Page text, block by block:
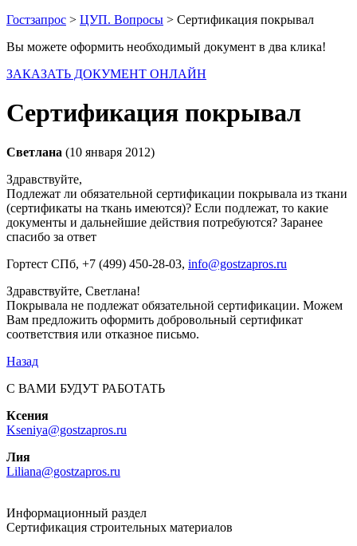
Гостзапрос > ЦУП. Вопросы > Сертификация покрывал
Вы можете оформить необходимый документ в два клика!
ЗАКАЗАТЬ ДОКУМЕНТ ОНЛАЙН
Сертификация покрывал
Светлана (10 января 2012)
Здравствуйте,
Подлежат ли обязательной сертификации покрывала из ткани
(сертификаты на ткань имеются)? Если подлежат, то какие
документы и дальнейшие действия потребуются? Заранее
спасибо за ответ
Гортест СПб, +7 (499) 450-28-03, info@gostzapros.ru
Здравствуйте, Светлана!
Покрывала не подлежат обязательной сертификации. Можем
Вам предложить оформить добровольный сертификат
соответствия или отказное письмо.
Назад
С ВАМИ БУДУТ РАБОТАТЬ
Ксения
Kseniya@gostzapros.ru
Лия
Liliana@gostzapros.ru
Информационный раздел
Сертификация строительных материалов